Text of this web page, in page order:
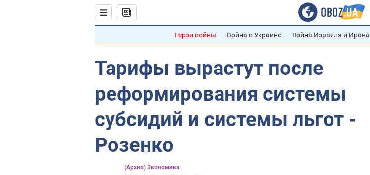
Герои войны Война в Украине Война Израиля и Ирана
Тарифы вырастут после
реформирования системы
субсидий и системы льгот -
Розенко
(Архив) Экономика